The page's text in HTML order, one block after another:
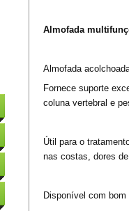
Almofada
Almofada
Fornece suporte
coluna vertebral e
Útil para o
nas costas, dores
Disponível com